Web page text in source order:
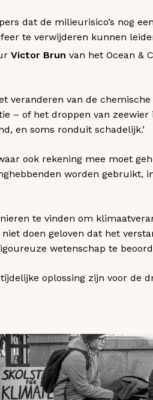
dat de milieurisico’s nog
te verwijderen kunnen
Victor Brun van het Ocean &
veranderen van de
– of het droppen van zeewier
en soms ronduit schadelijk.’
ook rekening mee moet
worden gebruikt,
te vinden om
doen geloven dat het
wetenschap te
oplossing zijn voor de